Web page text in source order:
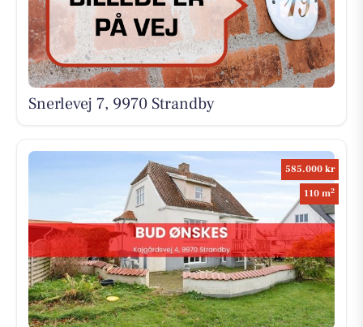
Snerlevej 7, 9970 Strandby
585.000 kr
110 m2